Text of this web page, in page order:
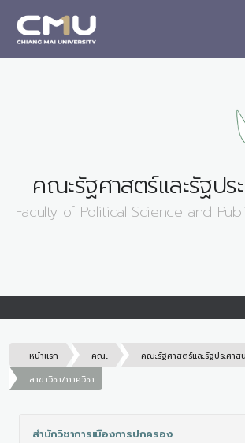
คณะรัฐศาสตร์และรัฐปร
Faculty of Political Science and
หน้าแรก คณะ
คณะรัฐศาสตร์และรัฐประศา
สาขาวิชา/ภาควิชา
สำนักวิชาการเมืองการปกครอง